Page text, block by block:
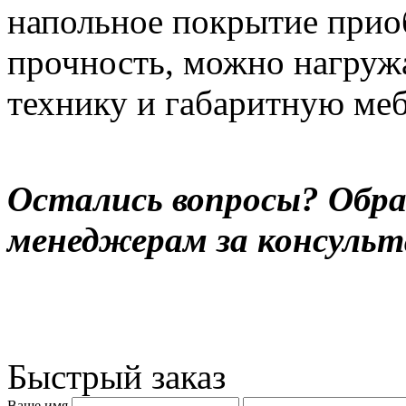
напольное покрытие
прочность, можно
технику и габаритную
Остались вопросы?
менеджерам за
Быстрый заказ